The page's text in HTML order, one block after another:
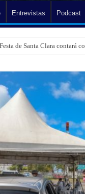
Entrevistas Podcast
Festa de Santa Clara contará
Shopping Guararapes